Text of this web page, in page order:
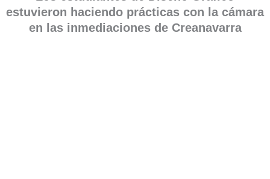
estuvieron haciendo prácticas con la cámara
en las inmediaciones de Creanavarra